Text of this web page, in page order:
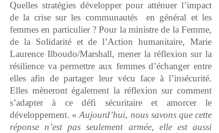
Quelles stratégies développer pour atténuer l’impact
de la crise sur les communautés en général et les
femmes en particulier ? Pour la ministre de la Femme,
de la Solidarité et de l’Action humanitaire, Marie
Laurence Ilboudo/Marshall, mener la réflexion sur la
résilience va permettre aux femmes d’échanger entre
elles afin de partager leur vécu face à l’insécurité.
Elles mèneront également la réflexion sur comment
s’adapter à ce défi sécuritaire et amorcer le
développement. «Aujourd’hui, nous savons que cette
réponse n’est pas seulement armée, elle est aussi